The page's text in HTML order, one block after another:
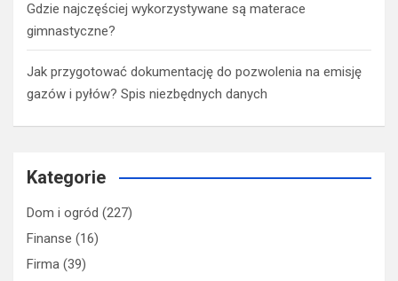
Gdzie najczęściej wykorzystywane są materace
gimnastyczne?
Jak przygotować dokumentację do pozwolenia na emisję
gazów i pyłów? Spis niezbędnych danych
Kategorie
Dom i ogród (227)
Finanse (16)
Firma (39)